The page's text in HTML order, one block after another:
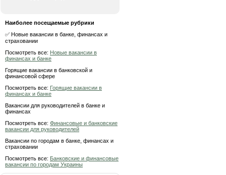
Наиболее посещаемые рубрики
✅ Новые вакансии в банке, финансах и
страховании
Посмотреть все: Новые вакансии в
финансах и банке
Горящие вакансии в банковской и
финансовой сфере
Посмотреть все: Горящие вакансии в
финансах и банке
Вакансии для руководителей в банке и
финансах
Посмотреть все: Финансовые и банковские
вакансии для руководителей
Вакансии по городам в банке, финансах и
страховании
Посмотреть все: Банковские и финансовые
вакансии по городам Украины